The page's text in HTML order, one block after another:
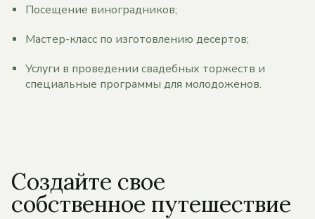
Посещение виноградников;
Мастер-класс по изготовлению десертов;
Услуги в проведении свадебных торжеств и
специальные программы для молодоженов.
Создайте свое
собственное путешествие